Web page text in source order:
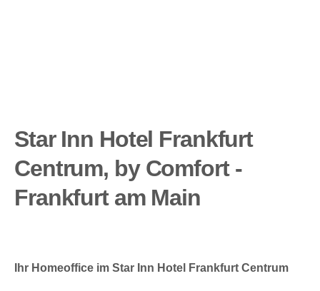
Star Inn Hotel Frankfurt
Centrum, by Comfort -
Frankfurt am Main
Ihr Homeoffice im Star Inn Hotel Frankfurt Centrum